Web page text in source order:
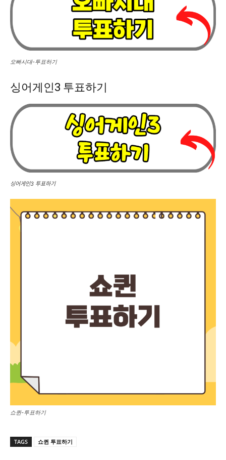
오빠시대-투표하기
싱어게인3 투표하기
싱어게인3 투표하기
쇼퀸-투표하기
TAGS 쇼퀸 투표하기